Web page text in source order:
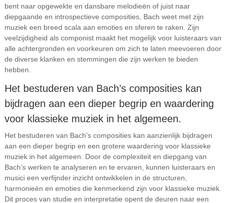
bent naar opgewekte en dansbare melodieën of juist naar
diepgaande en introspectieve composities, Bach weet met zijn
muziek een breed scala aan emoties en sferen te raken. Zijn
veelzijdigheid als componist maakt het mogelijk voor luisteraars van
alle achtergronden en voorkeuren om zich te laten meevoeren door
de diverse klanken en stemmingen die zijn werken te bieden
hebben.
Het bestuderen van Bach’s composities kan
bijdragen aan een dieper begrip en waardering
voor klassieke muziek in het algemeen.
Het bestuderen van Bach’s composities kan aanzienlijk bijdragen
aan een dieper begrip en een grotere waardering voor klassieke
muziek in het algemeen. Door de complexiteit en diepgang van
Bach’s werken te analyseren en te ervaren, kunnen luisteraars en
musici een verfijnder inzicht ontwikkelen in de structuren,
harmonieën en emoties die kenmerkend zijn voor klassieke muziek.
Dit proces van studie en interpretatie opent de deuren naar een